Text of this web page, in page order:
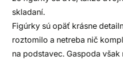
skladaní.
Figúrky sú opäť krásne
roztomilo a netreba nič
na podstavec. Gaspoda však